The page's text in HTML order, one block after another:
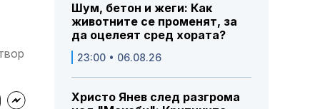
Шум, бетон и жеги: Как
животните се променят, за
да оцелеят сред хората?
23:00 • 06.08.26
Христо Янев след разгрома